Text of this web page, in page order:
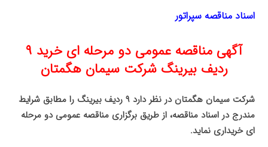
اسناد مناقصه سپراتور
آگهی مناقصه عمومی دو مرحله ای خرید ۹
ردیف بیرینگ شرکت سیمان هگمتان
شرکت سیمان هگمتان در نظر دارد ۹ ردیف بیرینگ را مطابق شرایط
مندرج در اسناد مناقصه، از طریق برگزاری مناقصه عمومی دو مرحله
ای خریداری نماید.